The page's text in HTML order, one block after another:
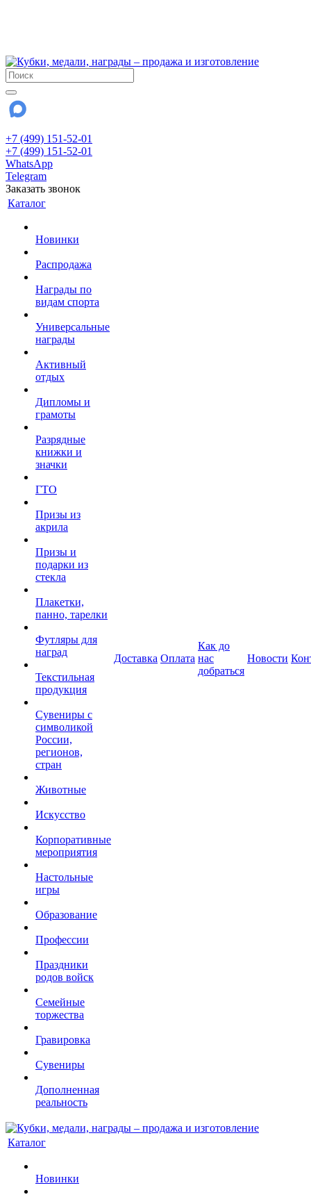
+7 (499) 151-52-01
+7 (499) 151-52-01
WhatsApp
Telegram
Заказать звонок
Каталог
Новинки
Распродажа
Награды по
видам спорта
Универсальные
награды
Активный
отдых
Дипломы и
грамоты
Разрядные
книжки и
значки
ГТО
Призы из
акрила
Призы и
подарки из
стекла
Плакетки,
панно, тарелки
Футляры для
наград
Текстильная
продукция
Сувениры с
символикой
России,
регионов,
стран
Животные
Искусство
Корпоративные
мероприятия
Настольные
игры
Образование
Профессии
Праздники
родов войск
Семейные
торжества
Гравировка
Сувениры
Дополненная
реальность
Доставка Оплата
Как до
нас
добраться
Новости
Каталог
Новинки